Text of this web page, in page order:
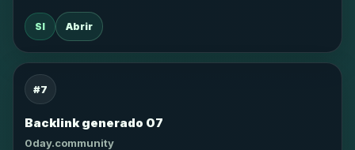
SI Abrir
#7
Backlink generado 07
0day.community